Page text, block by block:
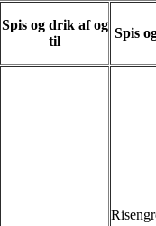
Spis og drik af og
til
Spis